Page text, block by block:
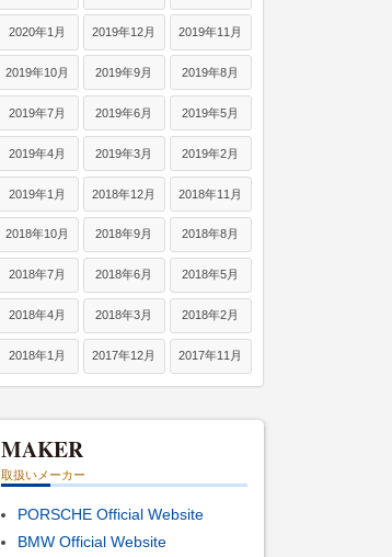
2020年1月 2019年12月 2019年11月
2019年10月 2019年9月 2019年8月
2019年7月 2019年6月 2019年5月
2019年4月 2019年3月 2019年2月
2019年1月 2018年12月 2018年11月
2018年10月 2018年9月 2018年8月
2018年7月 2018年6月 2018年5月
2018年4月 2018年3月 2018年2月
2018年1月 2017年12月 2017年11月
MAKER
取扱いメーカー
PORSCHE Official Website
BMW Official Website